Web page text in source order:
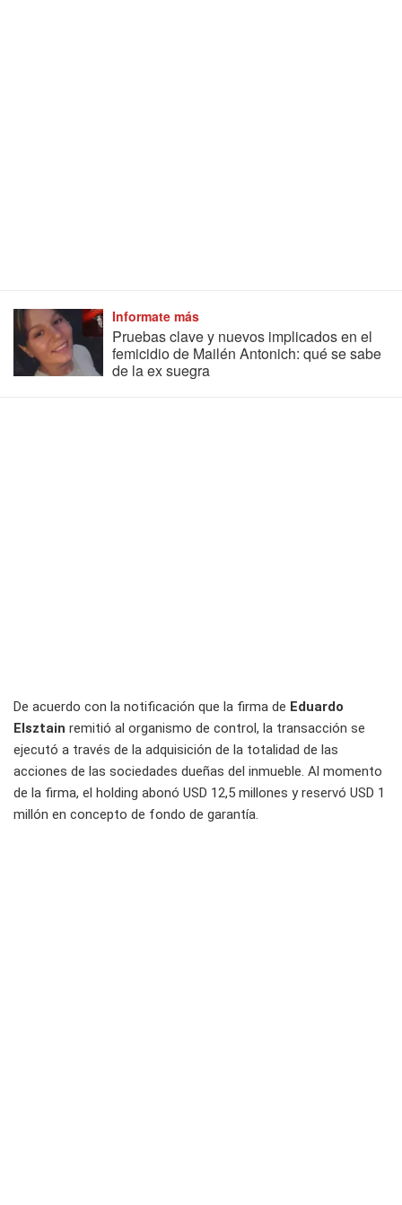
Informate más
Pruebas clave y nuevos implicados en el
femicidio de Mailén Antonich: qué se sabe
de la ex suegra
De acuerdo con la notificación que la firma de Eduardo
Elsztain remitió al organismo de control, la transacción se
ejecutó a través de la adquisición de la totalidad de las
acciones de las sociedades dueñas del inmueble. Al momento
de la firma, el holding abonó USD 12,5 millones y reservó USD 1
millón en concepto de fondo de garantía.